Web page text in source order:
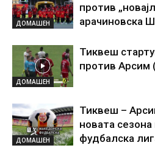
ДОМАШЕН
против
арачиновска
ДОМАШЕН
Тиквеш
против
ДОМАШЕН
Тиквеш –
новата
фудбалска